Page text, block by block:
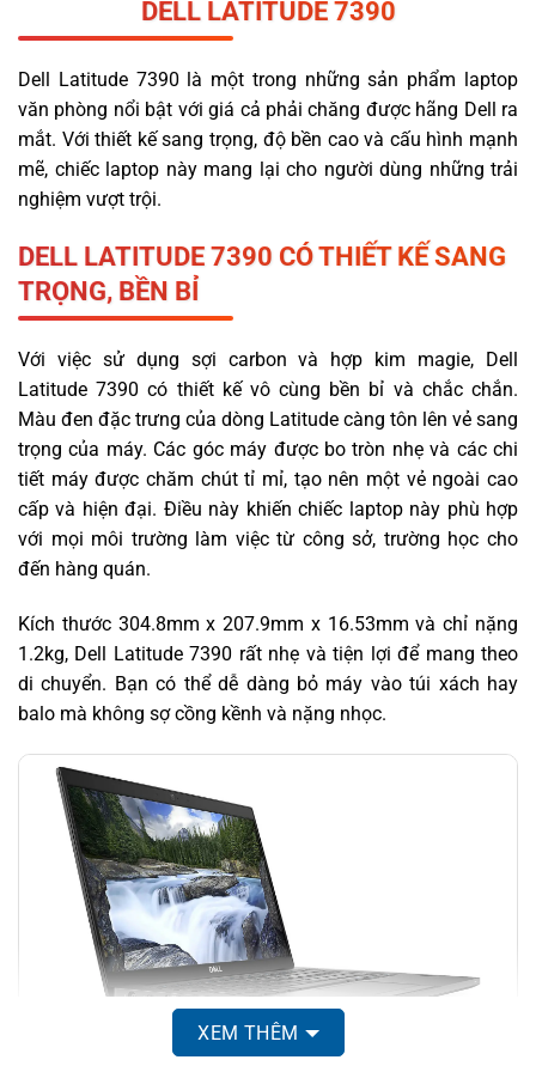
DELL LATITUDE7390
Dell Latitude 7390 là một trong những sản phẩm laptop
văn phòng nổi bật với giá cả phải chăng được hãng Dell ra
mắt. Với thiết kế sang trọng, độ bền cao và cấu hình mạnh
mẽ, chiếc laptop này mang lại cho người dùng những trải
nghiệm vượt trội.
DELL LATITUDE 7390 CÓ THIẾT KẾ SANG
TRỌNG, BỀN BỈ
Với việc sử dụng sợi carbon và hợp kim magie, Dell
Latitude 7390 có thiết kế vô cùng bền bỉ và chắc chắn.
Màu đen đặc trưng của dòng Latitude càng tôn lên vẻ sang
trọng của máy. Các góc máy được bo tròn nhẹ và các chi
tiết máy được chăm chút tỉ mỉ, tạo nên một vẻ ngoài cao
cấp và hiện đại. Điều này khiến chiếc laptop này phù hợp
với mọi môi trường làm việc từ công sở, trường học cho
đến hàng quán.
Kích thước 304.8mm x 207.9mm x 16.53mm và chỉ nặng
1.2kg, Dell Latitude 7390 rất nhẹ và tiện lợi để mang theo
di chuyển. Bạn có thể dễ dàng bỏ máy vào túi xách hay
balo mà không sợ cồng kềnh và nặng nhọc.
XEM THÊM